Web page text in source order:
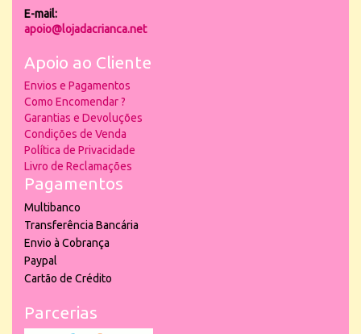
E-mail:
apoio@lojadacrianca.net
Apoio ao Cliente
Envios e Pagamentos
Como Encomendar ?
Garantias e Devoluções
Condições de Venda
Política de Privacidade
Livro de Reclamações
Pagamentos
Multibanco
Transferência Bancária
Envio à Cobrança
Paypal
Cartão de Crédito
Parcerias